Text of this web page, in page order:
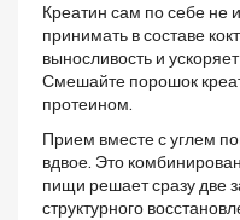
Креатин сам по себе не
принимать в составе
выносливость и
Смешайте порошок
протеином.
Прием вместе с углем
вдвое. Это
пищи решает сразу две
структурного